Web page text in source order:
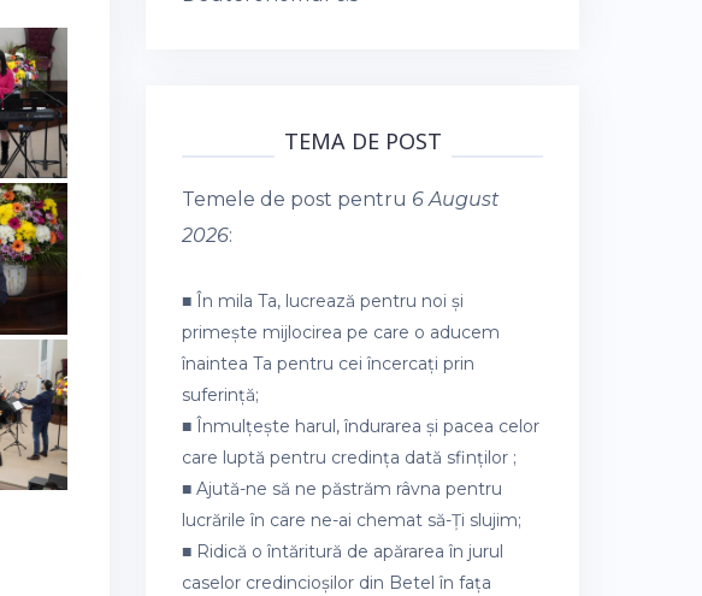
TEMA DE POST
Temele de post pentru 6 August
2026:
■ În mila Ta, lucrează pentru noi și
primește mijlocirea pe care o aducem
înaintea Ta pentru cei încercați prin
suferință;
■ Înmulțește harul, îndurarea și pacea celor
care luptă pentru credința dată sfinților ;
■ Ajută-ne să ne păstrăm râvna pentru
lucrările în care ne-ai chemat să-Ți slujim;
■ Ridică o întăritură de apărarea în jurul
caselor credincioșilor din Betel în fața